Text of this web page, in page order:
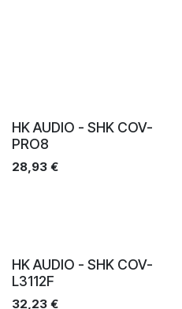
HK AUDIO - SHK COV-
PRO8
28,93 €
HK AUDIO - SHK COV-
L3112F
32,23 €